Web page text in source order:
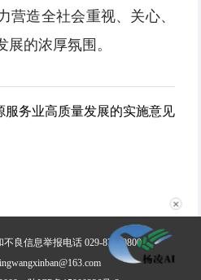
营造全社会重视、关心、
的浓厚氛围。
服务业高质量发展的实施意见
良信息举报电话 029-87030800